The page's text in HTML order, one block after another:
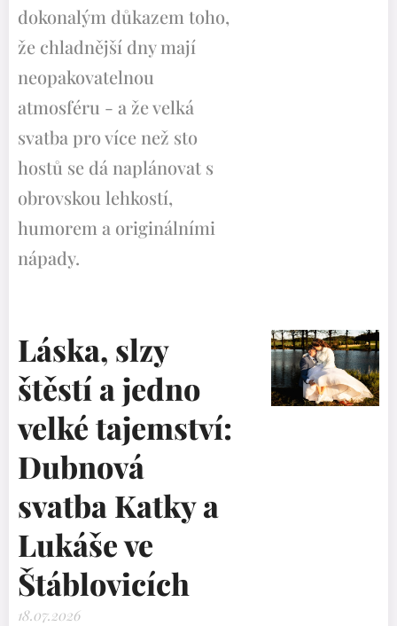
dokonalým důkazem toho,
že chladnější dny mají
neopakovatelnou
atmosféru - a že velká
svatba pro více než sto
hostů se dá naplánovat s
obrovskou lehkostí,
humorem a originálními
nápady.
Láska, slzy
štěstí a jedno
velké tajemství:
Dubnová
svatba Katky a
Lukáše ve
Štáblovicích
18.07.2026